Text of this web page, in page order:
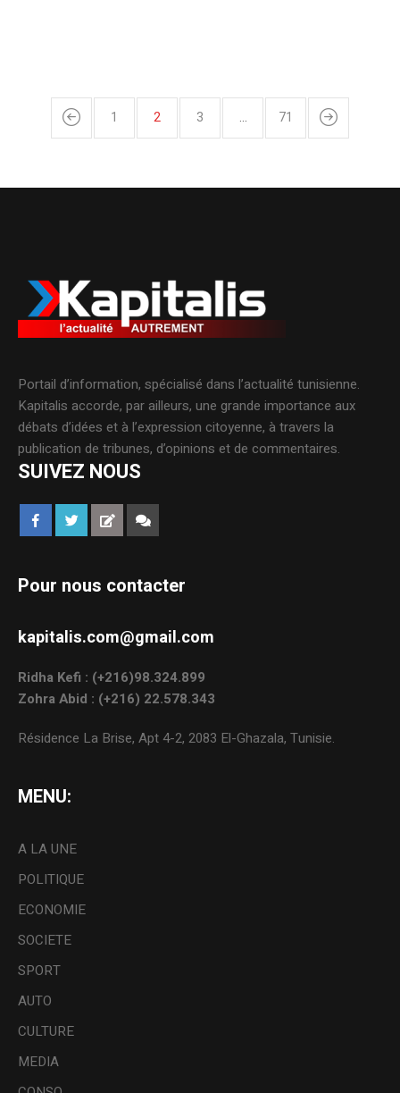
1 2 3 … 71
Portail d’information, spécialisé dans l’actualité tunisienne.
Kapitalis accorde, par ailleurs, une grande importance aux
débats d’idées et à l’expression citoyenne, à travers la
publication de tribunes, d’opinions et de commentaires.
SUIVEZ NOUS
Pour nous contacter
kapitalis.com@gmail.com
Ridha Kefi : (+216)98.324.899
Zohra Abid : (+216) 22.578.343
Résidence La Brise, Apt 4-2, 2083 El-Ghazala, Tunisie.
MENU:
A LA UNE
POLITIQUE
ECONOMIE
SOCIETE
SPORT
AUTO
CULTURE
MEDIA